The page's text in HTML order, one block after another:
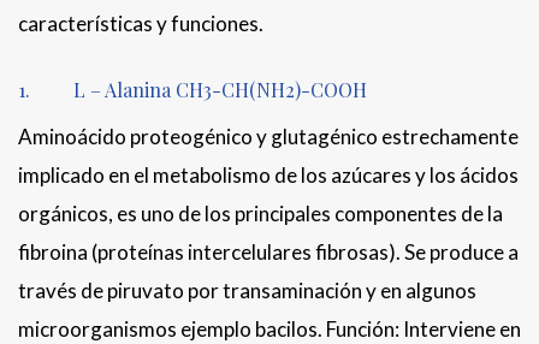
características y funciones.
1. L – Alanina CH3-CH(NH2)-COOH
Aminoácido proteogénico y glutagénico estrechamente
implicado en el metabolismo de los azúcares y los ácidos
orgánicos, es uno de los principales componentes de la
fibroina (proteínas intercelulares fibrosas). Se produce a
través de piruvato por transaminación y en algunos
microorganismos ejemplo bacilos. Función: Interviene en